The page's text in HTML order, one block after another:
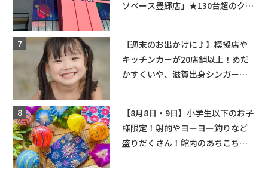
ソベース豊郷店」★130台超のクレ
【週末のお出かけに♪】模擬店や
キッチンカーが20店舗以上！めだ
かすくいや、滋賀出身シンガーソ
【8月8日・9日】小学生以下のお子
様限定！射的やヨーヨー釣りなど
盛りだくさん！館内のあちこちに